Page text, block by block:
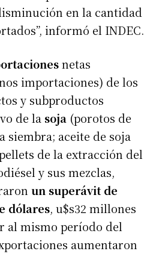
en la cantidad
informó el INDEC.
netas
importaciones) de los
y subproductos
de la soja (porotos de
siembra; aceite de soja
de la extracción del
y sus mezclas,
un superávit de
dólares, u$s32 millones
al mismo período del
aumentaron